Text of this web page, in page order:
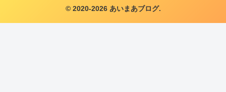
© 2020-2026 あいまあブログ.